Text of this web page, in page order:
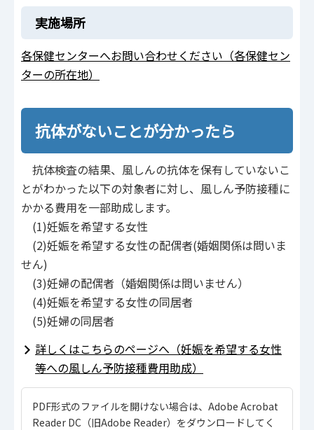
実施場所
各保健センターへお問い合わせください（各保健セン
ターの所在地）
抗体がないことが分かったら
抗体検査の結果、風しんの抗体を保有していないこ
とがわかった以下の対象者に対し、風しん予防接種に
かかる費用を一部助成します。
(1)妊娠を希望する女性
(2)妊娠を希望する女性の配偶者(婚姻関係は問いま
せん)
(3)妊婦の配偶者（婚姻関係は問いません）
(4)妊娠を希望する女性の同居者
(5)妊婦の同居者
詳しくはこちらのページへ（妊娠を希望する女性
等への風しん予防接種費用助成）
PDF形式のファイルを開けない場合は、Adobe Acrobat
Reader DC（旧Adobe Reader）をダウンロードしてく